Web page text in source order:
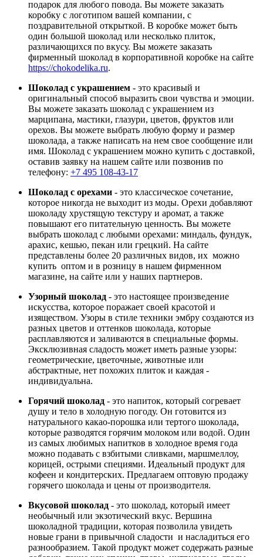
подарок для любого повода. Вы можете заказать
коробку с логотипом вашей компании, с
поздравительной открыткой. В коробке может быть
один большой шоколад или несколько плиток,
различающихся по вкусу. Вы можете заказать
фирменный шоколад в корпоративной коробке на сайте
https://chokodelika.ru.
Шоколад с украшением - это красивый и
оригинальный способ выразить свои чувства и эмоции.
Вы можете заказать шоколад с украшением из
марципана, мастики, глазури, цветов, фруктов или
орехов. Вы можете выбрать любую форму и размер
шоколада, а также написать на нем свое сообщение или
имя. Шоколад с украшением можно купить с доставкой,
оставив заявку на нашем сайте или позвонив по
телефону: +7 495 108-43-17
Шоколад с орехами - это классическое сочетание,
которое никогда не выходит из моды. Орехи добавляют
шоколаду хрустящую текстуру и аромат, а также
повышают его питательную ценность. Вы можете
выбрать шоколад с любыми орехами: миндаль, фундук,
арахис, кешью, пекан или грецкий. На сайте
представлены более 20 различных видов, их можно
купить оптом и в розницу в нашем фирменном
магазине, на сайте или у наших партнеров.
Узорный шоколад - это настоящее произведение
искусства, которое поражает своей красотой и
изяществом. Узоры в стиле техники эмбру создаются из
разных цветов и оттенков шоколада, которые
расплавляются и заливаются в специальные формы.
Эксклюзивная сладость может иметь разные узоры:
геометрические, цветочные, животные или
абстрактные, нет похожих плиток и каждая -
индивидуальна.
Горячий шоколад - это напиток, который согревает
душу и тело в холодную погоду. Он готовится из
натурального какао-порошка или тертого шоколада,
которые разводятся горячим молоком или водой. Один
из самых любимых напитков в холодное время года
можно подавать с взбитыми сливками, маршмеллоу,
корицей, острыми специями. Идеальный продукт для
кофеен и кондитерских. Предлагаем оптовую продажу
горячего шоколада и цены от производителя.
Вкусовой шоколад - это шоколад, который имеет
необычный или экзотический вкус. Вершина
шоколадной традиции, которая позволила увидеть
новые грани в привычной сладости и насладиться его
разнообразием. Такой продукт может содержать разные